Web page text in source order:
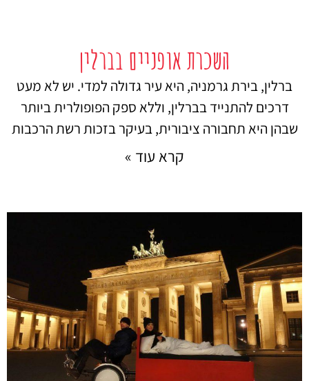
השכרת אופניים בברלין
ברלין, בירת גרמניה, היא עיר גדולה למדי. יש לא מעט
דרכים להתנייד בברלין, וללא ספק הפופולרית ביותר
שבהן היא תחבורה ציבורית, בעיקר בזכות רשת הרכבות
קרא עוד »